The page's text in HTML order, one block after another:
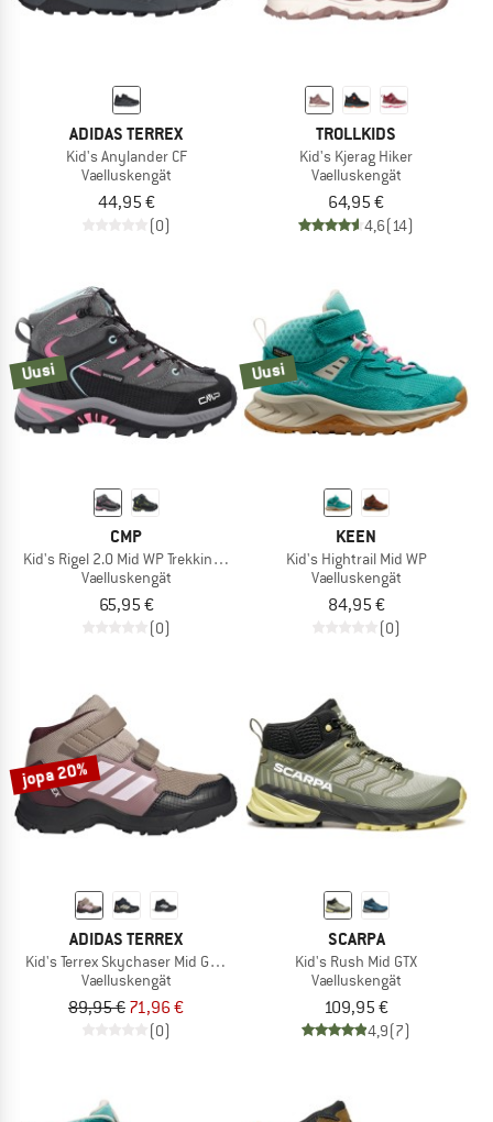
ADIDAS TERREX
Kid's Anylander CF
Vaelluskengät
44,95 €
(0)
TROLLKIDS
Kid's Kjerag Hiker
Vaelluskengät
64,95 €
4,6(14)
Uusi
CMP
Kid's Rigel 2.0 Mid WP Trekking Shoes 3Q19364
Vaelluskengät
65,95 €
(0)
Uusi
KEEN
Kid's Hightrail Mid WP
Vaelluskengät
84,95 €
(0)
jopa 20%
ADIDAS TERREX
Kid's Terrex Skychaser Mid GORE-TEX
Vaelluskengät
89,95 € 71,96 €
(0)
SCARPA
Kid's Rush Mid GTX
Vaelluskengät
109,95 €
4,9(7)